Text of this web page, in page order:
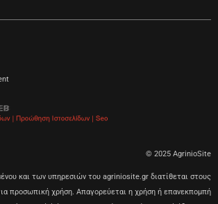
© 2025 AgrinioSite
και των υπηρεσιών του agriniosite.gr διατίθεται στους
προσωπική χρήση. Απαγορεύεται η χρήση ή επανεκπομπή